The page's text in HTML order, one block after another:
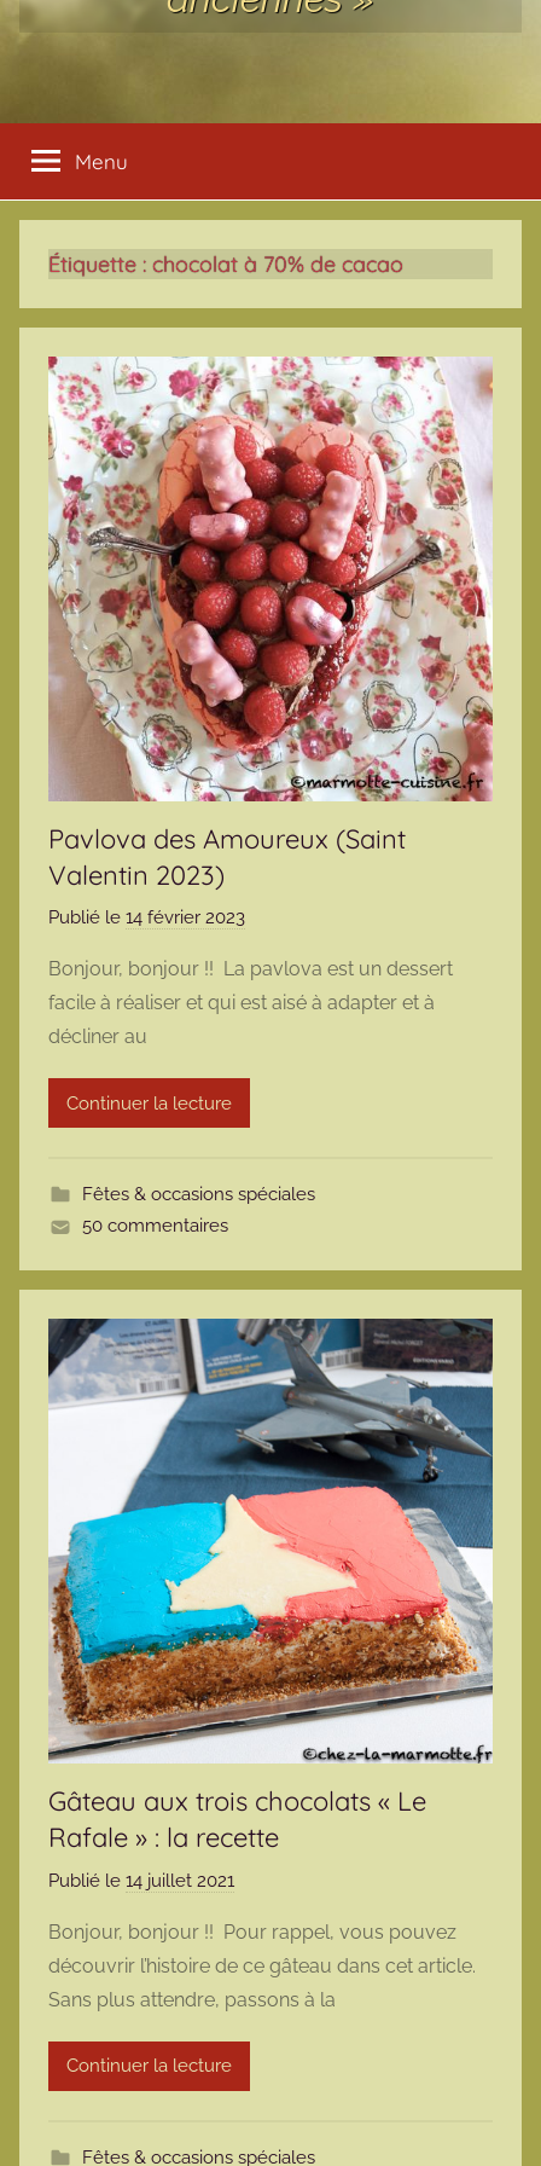
Menu
Étiquette : chocolat à 70% de cacao
Pavlova des Amoureux (Saint
Valentin 2023)
Publié le 14 février 2023
m
r
t
Bonjour, bonjour !! La pavlova est un dessert
facile à réaliser et qui est aisé à adapter et à
décliner au
Continuer la lecture
Fêtes & occasions spéciales
50 commentaires
Gâteau aux trois chocolats « Le
Rafale » : la recette
Publié le 14 juillet 2021
r
m
a
r
Bonjour, bonjour !! Pour rappel, vous pouvez
découvrir l’histoire de ce gâteau dans cet article.
Sans plus attendre, passons à la
Continuer la lecture
Fêtes & occasions spéciales